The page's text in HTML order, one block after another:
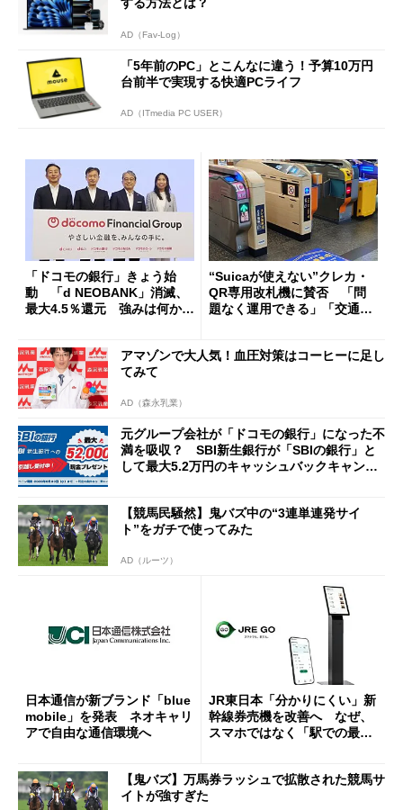
AD（Fav-Log）
「5年前のPC」とこんなに違う！予算10万円
台前半で実現する快適PCライフ
AD（ITmedia PC USER）
「ドコモの銀行」きょう始
動 「d NEOBANK」消滅、
最大4.5％還元 強みは何か解
“Suicaが使えない”クレカ・
QR専用改札機に賛否 「問
題なく運用できる」「交通系I
アマゾンで大人気！血圧対策はコーヒーに足し
てみて
AD（森永乳業）
元グループ会社が「ドコモの銀行」になった不
満を吸収？ SBI新生銀行が「SBIの銀行」と
して最大5.2万円のキャッシュバックキャンペ
【競馬民騒然】鬼バズ中の“3連単連発サイ
ト”をガチで使ってみた
AD（ルーツ）
日本通信が新ブランド「blue
mobile」を発表 ネオキャリ
アで自由な通信環境へ
JR東日本「分かりにくい」新
幹線券売機を改善へ なぜ、
スマホではなく「駅での最短
【鬼バズ】万馬券ラッシュで拡散された競馬サ
イトが強すぎた